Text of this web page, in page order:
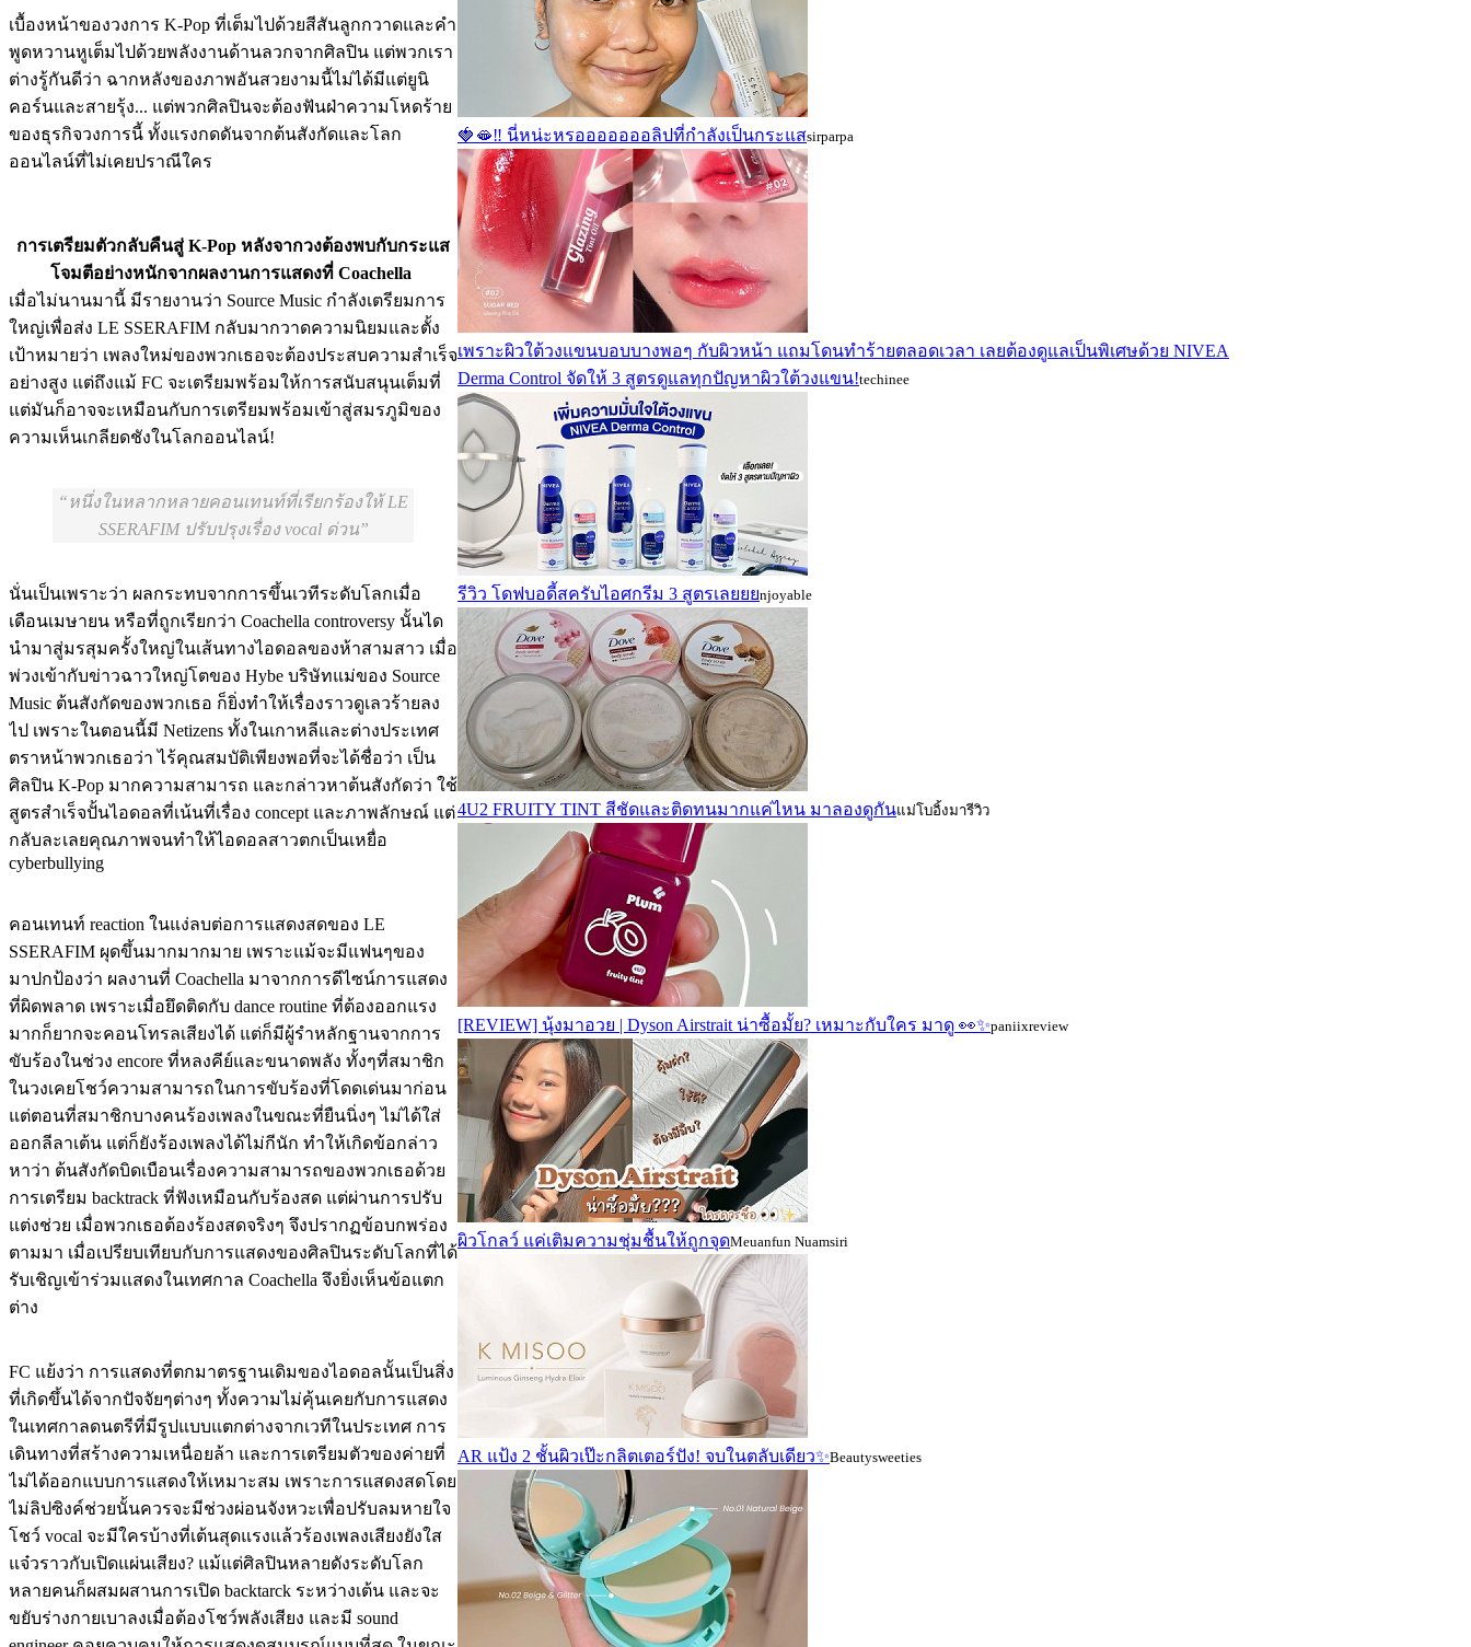
เบื้องหน้าของวงการ K-Pop ที่เต็มไปด้วยสีสันลูกกวาดและคำ
พูดหวานหูเต็มไปด้วยพลังงานด้านลวกจากศิลปิน แต่พวกเรา
ต่างรู้กันดีว่า ฉากหลังของภาพอันสวยงามนี้ไม่ได้มีแต่ยูนิ
คอร์นและสายรุ้ง... แต่พวกศิลปินจะต้องฟันฝ่าความโหดร้าย
ของธุรกิจวงการนี้ ทั้งแรงกดดันจากต้นสังกัดและโลก
ออนไลน์ที่ไม่เคยปราณีใคร
การเตรียมตัวกลับคืนสู่ K-Pop หลังจากวงต้องพบกับกระแส
โจมตีอย่างหนักจากผลงานการแสดงที่ Coachella
เมื่อไม่นานมานี้ มีรายงานว่า Source Music กำลังเตรียมการ
ใหญ่เพื่อส่ง LE SSERAFIM กลับมากวาดความนิยมและตั้ง
เป้าหมายว่า เพลงใหม่ของพวกเธอจะต้องประสบความสำเร็จ
อย่างสูง แต่ถึงแม้ FC จะเตรียมพร้อมให้การสนับสนุนเต็มที่
แต่มันก็อาจจะเหมือนกับการเตรียมพร้อมเข้าสู่สมรภูมิของ
ความเห็นเกลียดชังในโลกออนไลน์!
หนึ่งในหลากหลายคอนเทนท์ที่เรียกร้องให้ LE
SSERAFIM ปรับปรุงเรื่อง vocal ด่วน
นั่นเป็นเพราะว่า ผลกระทบจากการขึ้นเวทีระดับโลกเมื่อ
เดือนเมษายน หรือที่ถูกเรียกว่า Coachella controversy นั้นได
นำมาสู่มรสุมครั้งใหญ่ในเส้นทางไอดอลของห้าสามสาว เมื่อ
พ่วงเข้ากับข่าวฉาวใหญ่โตของ Hybe บริษัทแม่ของ Source
Music ต้นสังกัดของพวกเธอ ก็ยิ่งทำให้เรื่องราวดูเลวร้ายลง
ไป เพราะในตอนนี้มี Netizens ทั้งในเกาหลีและต่างประเทศ
ตราหน้าพวกเธอว่า ไร้คุณสมบัติเพียงพอที่จะได้ชื่อว่า เป็น
ศิลปิน K-Pop มากความสามารถ และกล่าวหาต้นสังกัดว่า ใช้
สูตรสำเร็จปั้นไอดอลที่เน้นที่เรื่อง concept และภาพลักษณ์ แต่
กลับละเลยคุณภาพจนทำให้ไอดอลสาวตกเป็นเหยื่อ
cyberbullying
คอนเทนท์ reaction ในแง่ลบต่อการแสดงสดของ LE
SSERAFIM ผุดขึ้นมากมากมาย เพราะแม้จะมีแฟนๆของ
มาปกป้องว่า ผลงานที่ Coachella มาจากการดีไซน์การแสดง
ที่ผิดพลาด เพราะเมื่อยึดติดกับ dance routine ที่ต้องออกแรง
มากก็ยากจะคอนโทรลเสียงได้ แต่ก็มีผู้รำหลักฐานจากการ
ขับร้องในช่วง encore ที่หลงคีย์และขนาดพลัง ทั้งๆที่สมาชิก
ในวงเคยโชว์ความสามารถในการขับร้องที่โดดเด่นมาก่อน
แต่ตอนที่สมาชิกบางคนร้องเพลงในขณะที่ยืนนิ่งๆ ไม่ได้ใส่
ออกลีลาเต้น แต่ก็ยังร้องเพลงได้ไม่กีนัก ทำให้เกิดข้อกล่าว
หาว่า ต้นสังกัดบิดเบือนเรื่องความสามารถของพวกเธอด้วย
การเตรียม backtrack ที่ฟังเหมือนกับร้องสด แต่ผ่านการปรับ
แต่งช่วย เมื่อพวกเธอต้องร้องสดจริงๆ จึงปรากฏข้อบกพร่อง
ตามมา เมื่อเปรียบเทียบกับการแสดงของศิลปินระดับโลกที่ได้
รับเชิญเข้าร่วมแสดงในเทศกาล Coachella จึงยิ่งเห็นข้อแตก
ต่าง
FC แย้งว่า การแสดงที่ตกมาตรฐานเดิมของไอดอลนั้นเป็นสิ่ง
ที่เกิดขึ้นได้จากปัจจัยๆต่างๆ ทั้งความไม่คุ้นเคยกับการแสดง
ในเทศกาลดนตรีที่มีรูปแบบแตกต่างจากเวทีในประเทศ การ
เดินทางที่สร้างความเหนื่อยล้า และการเตรียมตัวของค่ายที่
ไม่ได้ออกแบบการแสดงให้เหมาะสม เพราะการแสดงสดโดย
ไม่ลิปซิงค์ช่วยนั้นควรจะมีช่วงผ่อนจังหวะเพื่อปรับลมหายใจ
โชว์ vocal จะมีใครบ้างที่เต้นสุดแรงแล้วร้องเพลงเสียงยังใส
แจ๋วราวกับเปิดแผ่นเสียง? แม้แต่ศิลปินหลายดังระดับโลก
หลายคนก็ผสมผสานการเปิด backtarck ระหว่างเต้น และจะ
ขยับร่างกายเบาลงเมื่อต้องโชว์พลังเสียง และมี sound
🍓🫦‼ นี่หน่ะหรอออออออลิปที่กำลังเป็นกระแสsirparpa
เพราะผิวใต้วงแขนบอบบางพอๆ กับผิวหน้า แถมโดนทำร้ายตลอดเวลา เลยต้องดูแลเป็นพิเศษด้วย NIVEA
Derma Control จัดให้ 3 สูตรดูแลทุกปัญหาผิวใต้วงแขน!techinee
รีวิว โดฟบอดี้สครับไอศกรีม 3 สูตรเลยยยnjoyable
4U2 FRUITY TINT สีชัดและติดทนมากแค่ไหน มาลองดูกันแม่โบอิ้งมารีวิว
[REVIEW] นุ้งมาอวย | Dyson Airstrait น่าซื้อมั้ย? เหมาะกับใคร มาดู 👀✨paniixreview
ผิวโกลว์ แค่เติมความชุ่มชื้นให้ถูกจุดMeuanfun Nuamsiri
AR แป้ง 2 ชั้นผิวเป๊ะกลิตเตอร์ปัง! จบในตลับเดียว✨Beautysweeties